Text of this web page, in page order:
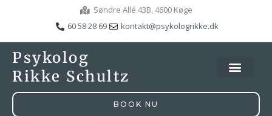
indholdet
Søndre Allé 43B, 4600 Køge
60 58 28 69
kontakt@psykologrikke.dk
Psykolog
Rikke Schultz
BOOK NU